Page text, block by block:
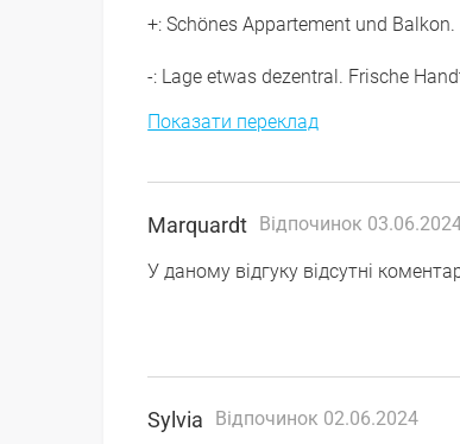
+: Schönes Appartement und
-: Lage etwas dezentral. Frische
Показати переклад
Marquardt Відпочинок
У даному відгуку відсутні
Sylvia Відпочинок 02.06.2024